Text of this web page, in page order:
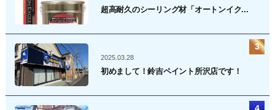
超高耐久のシーリング材「オートンイク...
2025.03.28
初めまして！鈴吉ペイント所沢店です！